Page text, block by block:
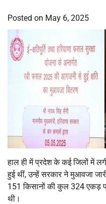
Posted on May 6, 2025
हाल ही में प्रदेश के कई जिलों में
हुई थीं, उन्हें सरकार ने मुआवजा
151 किसानों की कुल 324
थी।